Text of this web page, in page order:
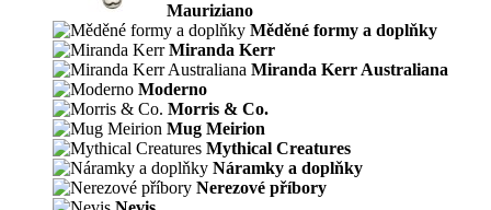
Mauriziano
Měděné formy a doplňky
Miranda Kerr
Miranda Kerr Australiana
Moderno
Morris & Co.
Mug Meirion
Mythical Creatures
Náramky a doplňky
Nerezové příbory